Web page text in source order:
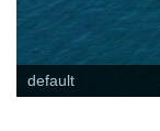
default